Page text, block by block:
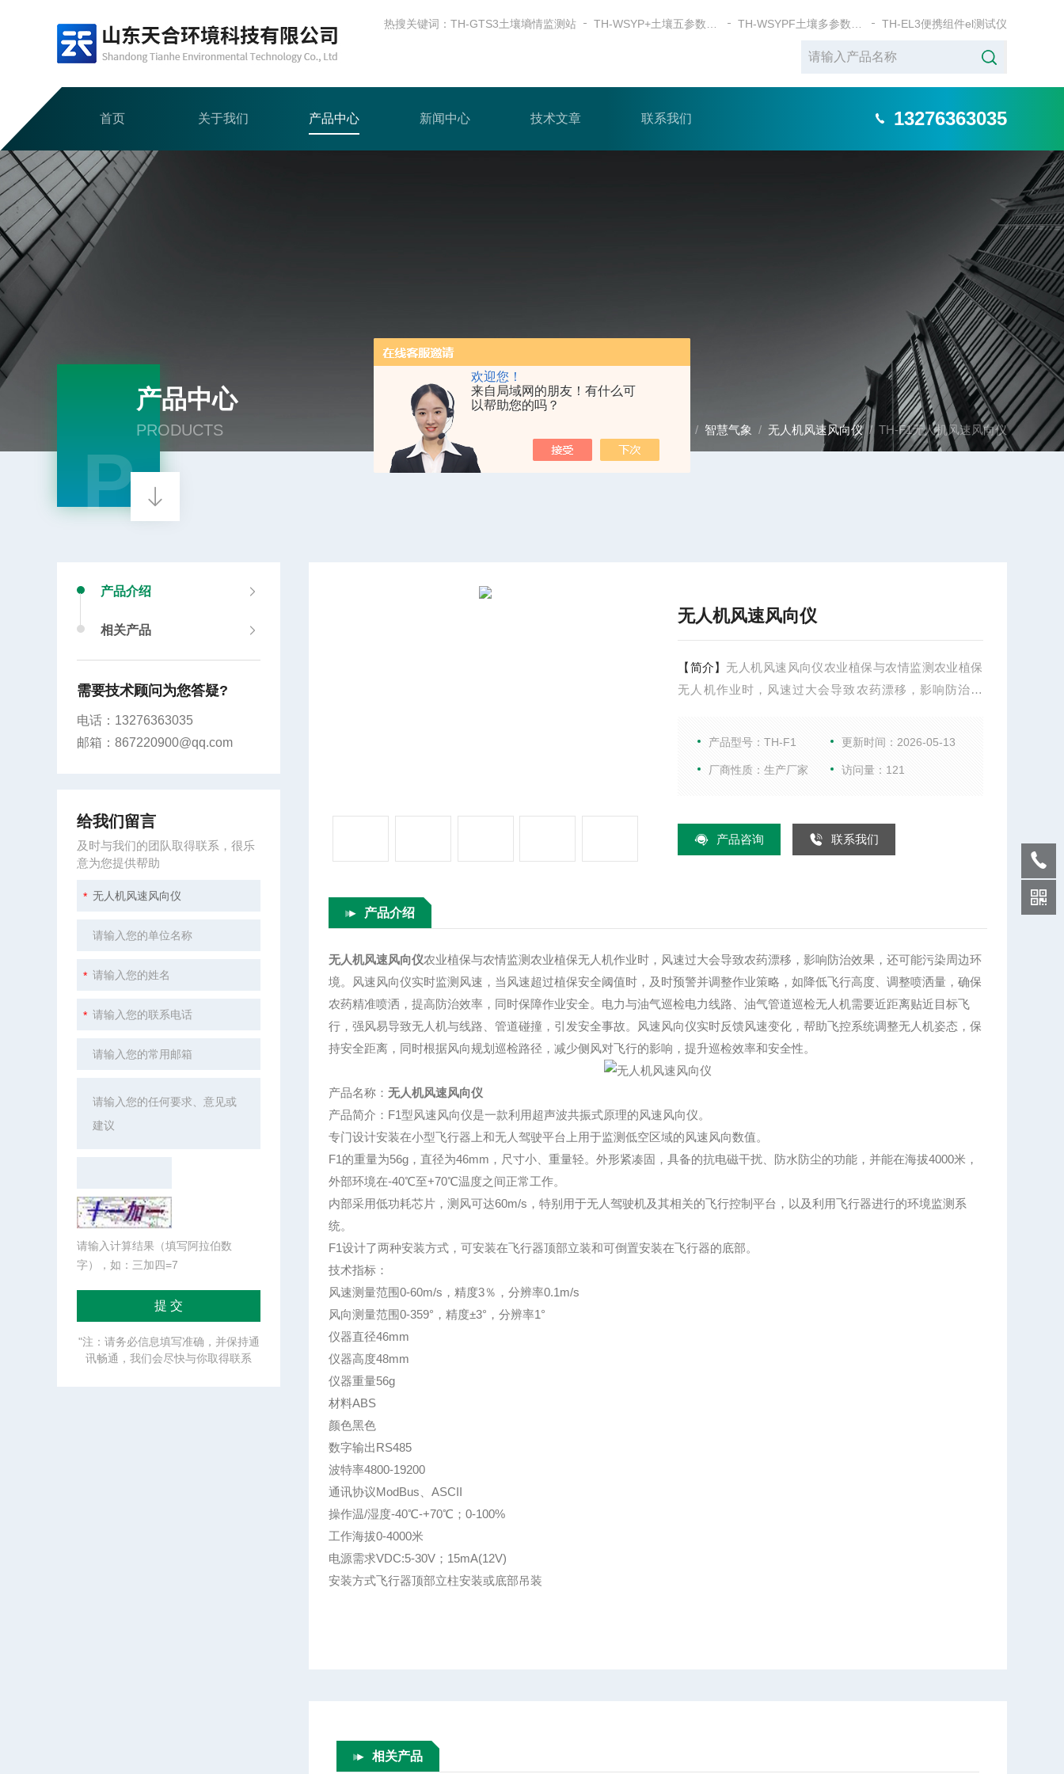
欢迎您！
来自局域网的朋友！有什么可
以帮助您的吗？
热搜关键词： TH-GTS3土壤墒情监测站 TH-EL3便携组件el测试仪
首页 关于我们 产品中心 新闻中心 技术文章 联系我们 13276363035
产品中心
PRODUCTS
P
/ 智慧气象 / 无人机风速风向仪/ TH-F1无人机风速风向仪
无人机风速风向仪
【简介】 无人机风速风向仪农业植保与农情监测农业植保
无人机作业时，风速过大会导致农药漂移，影响防治效
风速超过植保安全阈值时，及时预警并调整作业策略，如
治效率，同时保障作业安全。电力与油气巡检电力线路、
致无人机与线路、管道碰撞，引发安全事故。风速风向仪
实时反馈风
产品型号：TH-F1 更新时间：2026-05-13
厂商性质：生产厂家 访问量：121
产品咨询 联系我们
产品介绍
无人机风速风向仪农业植保与农情监测农业植保无人机作业时，风速过大会导致农药漂移，影响防治效果，还可能污染周边环
境。风速风向仪实时监测风速，当风速超过植保安全阈值时，及时预警并调整作业策略，如降低飞行高度、调整喷洒量，确保
农药精准喷洒，提高防治效率，同时保障作业安全。电力与油气巡检电力线路、油气管道巡检无人机需要近距离贴近目标飞
行，强风易导致无人机与线路、管道碰撞，引发安全事故。风速风向仪实时反馈风速变化，帮助飞控系统调整无人机姿态，保
持安全距离，同时根据风向规划巡检路径，减少侧风对飞行的影响，提升巡检效率和安全性。
产品名称： 无人机风速风向仪
产品简介：F1型风速风向仪是一款利用超声波共振式原理的风速风向仪。
专门设计安装在小型飞行器上和无人驾驶平台上用于监测低空区域的风速风向数值。
F1的重量为56g，直径为46mm，尺寸小、重量轻。外形紧凑固，具备的抗电磁干扰、防水防尘的功能，并能在海拔4000米，
外部环境在-40℃至+70℃温度之间正常工作。
内部采用低功耗芯片，测风可达60m/s，特别用于无人驾驶机及其相关的飞行控制平台，以及利用飞行器进行的环境监测系
统。
F1设计了两种安装方式，可安装在飞行器顶部立装和可倒置安装在飞行器的底部。
技术指标：
风速测量范围0-60m/s，精度3％，分辨率0.1m/s
风向测量范围0-359°，精度±3°，分辨率1°
仪器直径46mm
仪器高度48mm
仪器重量56g
材料ABS
颜色黑色
数字输出RS485
波特率4800-19200
通讯协议ModBus、ASCII
操作温/湿度-40℃-+70℃；0-100%
工作海拔0-4000米
电源需求VDC:5-30V；15mA(12V)
安装方式飞行器顶部立柱安装或底部吊装
相关产品
产品介绍
相关产品
需要技术顾问为您答疑?
电话：13276363035
邮箱：867220900@qq.com
给我们留言
及时与我们的团队取得联系，很乐
意为您提供帮助
请输入计算结果（填写阿拉伯数
字），如：三加四=7
"注：请务必信息填写准确，并保持通
讯畅通，我们会尽快与你取得联系